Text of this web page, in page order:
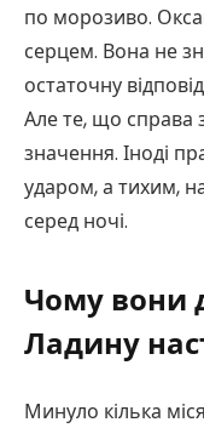
по морозиво.
серцем. Вона не
остаточну
Але те, що справа
значення. Іноді
ударом, а тихим,
серед ночі.
Чому вони
Ладину
Минуло кілька